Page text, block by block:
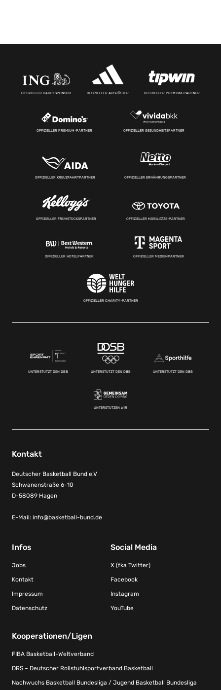
OFFIZIELLER HAUPTSPONSOR OFFIZIELLER AUSRÜSTER OFFIZIELLER PREMIUM-PARTNER
OFFIZIELLER PREMIUM-PARTNER OFFIZIELLER GESUNDHEITSPARTNER
OFFIZIELLER KREUZFAHRTPARTNER OFFIZIELLER ERNÄHRUNGSPARTNER
OFFIZIELLER FRÜHSTÜCKSPARTNER OFFIZIELLER MOBILITÄTS-PARTNER
OFFIZIELLER HOTELPARTNER OFFIZIELLER MEDIENPARTNER
OFFIZIELLER CHARITY-PARTNER
UNTERSTÜTZT DEN DBB UNTERSTÜTZT DEN DBB UNTERSTÜTZT DEN DBB
UNTERSTÜTZEN WIR
Kontakt
Deutscher Basketball Bund e.V
Schwanenstraße 6-10
D-58089 Hagen
E-Mail: info@basketball-bund.de
Infos
Jobs
Kontakt
Impressum
Datenschutz
Social Media
X (fka Twitter)
Facebook
Instagram
YouTube
Kooperationen/Ligen
FIBA Basketball-Weltverband
DRS – Deutscher Rollstuhlsportverband Basketball
Nachwuchs Basketball Bundesliga / Jugend Basketball Bundesliga